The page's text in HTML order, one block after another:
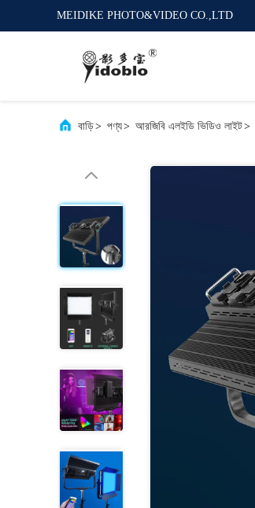
MEIDIKE PHOTO&VIDEO CO.,LTD
বাড়ি> পণ্য> আরজিবি এলইডি ভিডিও লাইট>